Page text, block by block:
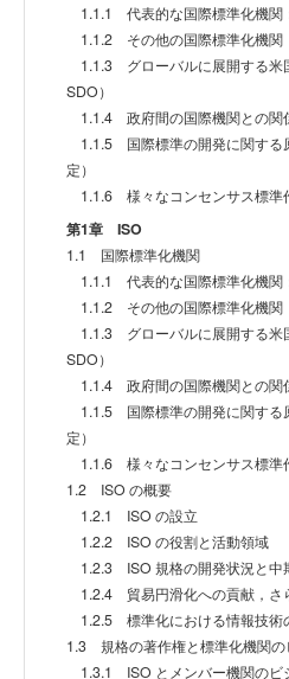
1.1.1 代表的な国際標準化機関
1.1.2 その他の国際標準化機関
1.1.3 グローバルに展開する米
SDO）
1.1.4 政府間の国際機関との関
1.1.5 国際標準の開発に関する
定）
1.1.6 様々なコンセンサス標準
第1章 ISO
1.1 国際標準化機関
1.1.1 代表的な国際標準化機関
1.1.2 その他の国際標準化機関
1.1.3 グローバルに展開する米
SDO）
1.1.4 政府間の国際機関との関
1.1.5 国際標準の開発に関する
定）
1.1.6 様々なコンセンサス標準
1.2 ISO の概要
1.2.1 ISO の設立
1.2.2 ISO の役割と活動領域
1.2.3 ISO 規格の開発状況と中
1.2.4 貿易円滑化への貢献，さ
1.2.5 標準化における情報技術
1.3 規格の著作権と標準化機関の
1.3.1 ISO とメンバー機関のビ